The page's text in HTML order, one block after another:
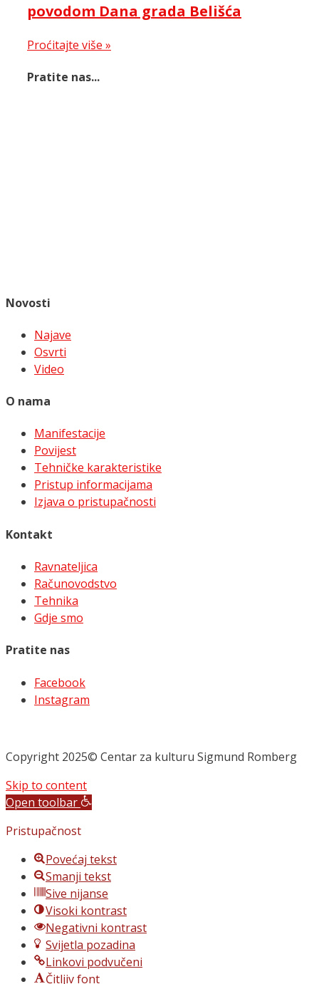
povodom Dana grada Belišća
Proćitajte više »
Pratite nas...
Novosti
Najave
Osvrti
Video
O nama
Manifestacije
Povijest
Tehničke karakteristike
Pristup informacijama
Izjava o pristupačnosti
Kontakt
Ravnateljica
Računovodstvo
Tehnika
Gdje smo
Pratite nas
Facebook
Instagram
Copyright 2025© Centar za kulturu Sigmund Romberg
Skip to content
Open toolbar
Pristupačnost
Povećaj tekst
Smanji tekst
Sive nijanse
Visoki kontrast
Negativni kontrast
Svijetla pozadina
Linkovi podvučeni
Čitljiv font